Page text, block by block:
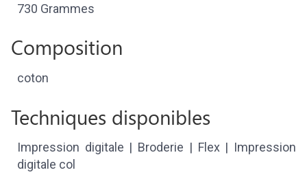
730 Grammes
Composition
coton
Techniques disponibles
Impression digitale | Broderie | Flex | Impression
digitale col